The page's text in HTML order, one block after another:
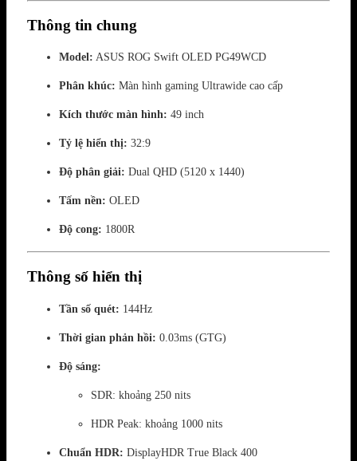
Thông tin chung
Model: ASUS ROG Swift OLED PG49WCD
Phân khúc: Màn hình gaming Ultrawide cao cấp
Kích thước màn hình: 49 inch
Tỷ lệ hiển thị: 32:9
Độ phân giải: Dual QHD (5120 x 1440)
Tấm nền: OLED
Độ cong: 1800R
Thông số hiển thị
Tần số quét: 144Hz
Thời gian phản hồi: 0.03ms (GTG)
Độ sáng:
SDR: khoảng 250 nits
HDR Peak: khoảng 1000 nits
Chuẩn HDR: DisplayHDR True Black 400